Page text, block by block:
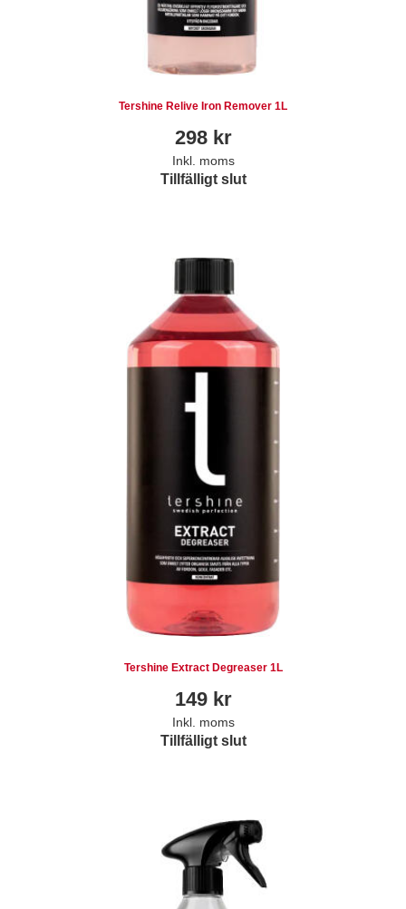
Tershine Relive Iron Remover 1L
298kr
Inkl. moms
Tillfälligt slut
Tershine Extract Degreaser 1L
149kr
Inkl. moms
Tillfälligt slut